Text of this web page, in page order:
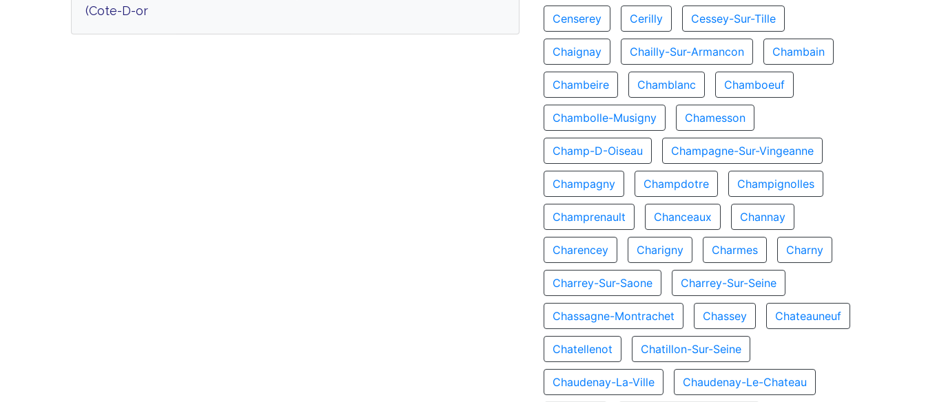
(Cote-D-or
Censerey Cerilly Cessey-Sur-Tille
Chaignay Chailly-Sur-Armancon Chambain
Chambeire Chamblanc Chamboeuf
Chambolle-Musigny Chamesson
Champ-D-Oiseau Champagne-Sur-Vingeanne
Champagny Champdotre Champignolles
Champrenault Chanceaux Channay
Charencey Charigny Charmes Charny
Charrey-Sur-Saone Charrey-Sur-Seine
Chassagne-Montrachet Chassey Chateauneuf
Chatellenot Chatillon-Sur-Seine
Chaudenay-La-Ville Chaudenay-Le-Chateau